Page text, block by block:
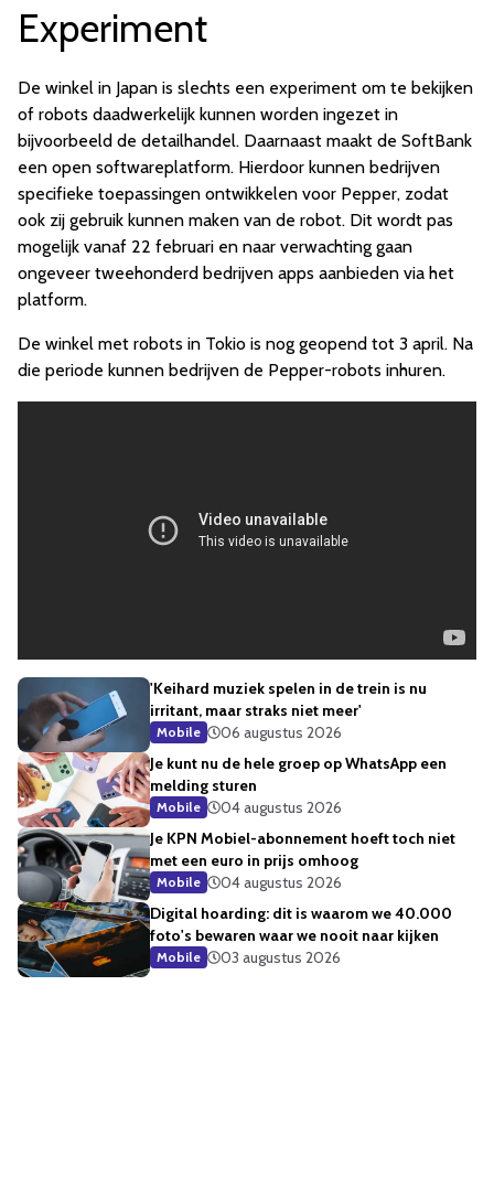
Experiment
De winkel in Japan is slechts een experiment om te bekijken
of robots daadwerkelijk kunnen worden ingezet in
bijvoorbeeld de detailhandel. Daarnaast maakt de SoftBank
een open softwareplatform. Hierdoor kunnen bedrijven
specifieke toepassingen ontwikkelen voor Pepper, zodat
ook zij gebruik kunnen maken van de robot. Dit wordt pas
mogelijk vanaf 22 februari en naar verwachting gaan
ongeveer tweehonderd bedrijven apps aanbieden via het
platform.
De winkel met robots in Tokio is nog geopend tot 3 april. Na
die periode kunnen bedrijven de Pepper-robots inhuren.
'Keihard muziek spelen in de trein is nu
irritant, maar straks niet meer'
Mobile
06 augustus 2026
Je kunt nu de hele groep op WhatsApp een
melding sturen
Mobile
04 augustus 2026
Je KPN Mobiel-abonnement hoeft toch niet
met een euro in prijs omhoog
Mobile
04 augustus 2026
Digital hoarding: dit is waarom we 40.000
foto's bewaren waar we nooit naar kijken
Mobile 03 augustus 2026